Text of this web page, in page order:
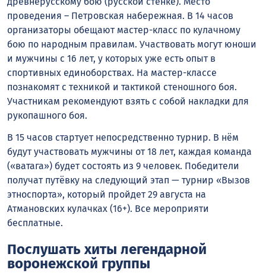
проведения – Петровская набережная. В 14 часов
организаторы обещают мастер-класс по кулачному
бою по народным правилам. Участвовать могут юноши
и мужчины с 16 лет, у которых уже есть опыт в
спортивных единоборствах. На мастер-классе
познакомят с техникой и тактикой стеношного боя.
Участникам рекомендуют взять с собой накладки для
рукопашного боя.
В 15 часов стартует непосредственно турнир. В нём
будут участвовать мужчины от 18 лет, каждая команда
(«ватага») будет состоять из 9 человек. Победители
получат путёвку на следующий этап — турнир «Вызов
этноспорта», который пройдет 29 августа на
Атмановских кулачках (16+). Все мероприяти
бесплатные.
Послушать хиты легендарной
воронежской группы